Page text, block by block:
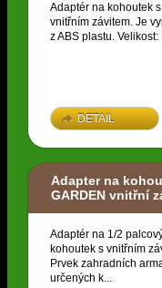
Adaptér na kohoutek s
vnitřním závitem. Je
z ABS plastu. Velikost:
DETAIL
Adapter na
GARDEN vnitřní
Adaptér na 1/2
kohoutek s vnitřním
Prvek zahradních
určených k...